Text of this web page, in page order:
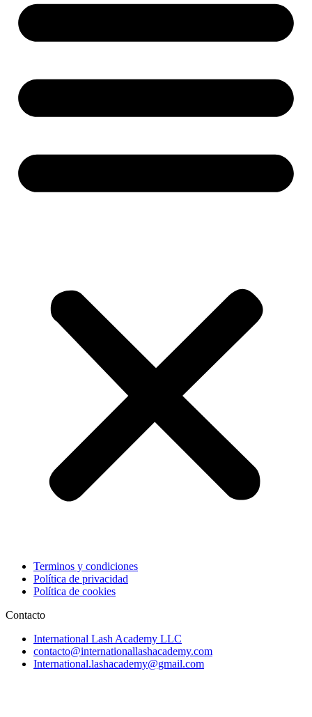
Terminos y condiciones
Política de privacidad
Política de cookies
Contacto
International Lash Academy LLC
contacto@internationallashacademy.com
International.lashacademy@gmail.com